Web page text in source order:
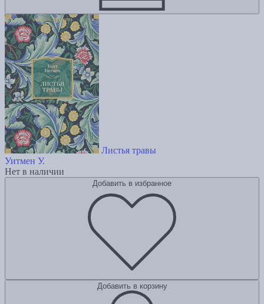
Листья травы
Уитмен У.
Нет в наличии
Добавить в избранное
Добавить в корзину